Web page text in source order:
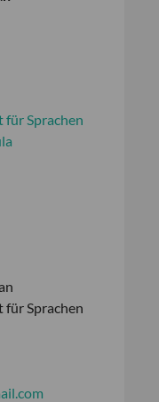
Sprachen
Sprachen